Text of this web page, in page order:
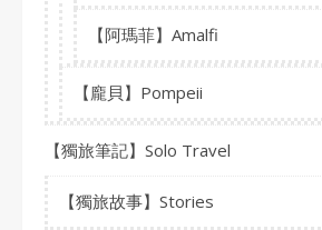
【阿瑪菲】Amalfi
【龐貝】Pompeii
【獨旅筆記】Solo Travel
【獨旅故事】Stories